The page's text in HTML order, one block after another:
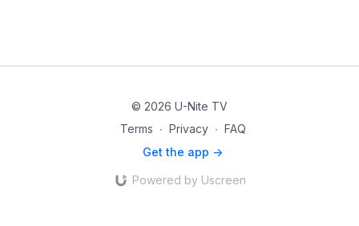
© 2026 U-Nite TV
Terms ∙ Privacy ∙ FAQ
Get the app ->
Powered by Uscreen